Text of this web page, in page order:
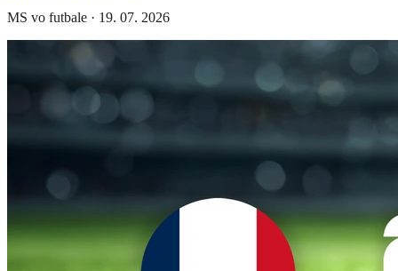
MS vo futbale · 19. 07. 2026